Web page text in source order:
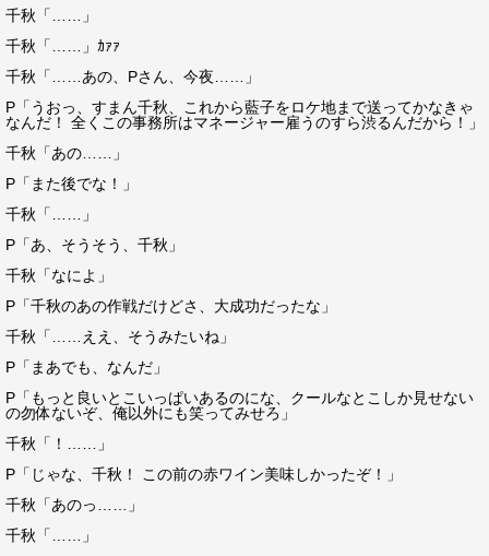
千秋「……」
千秋「……」ｶｧｧ
千秋「……あの、Pさん、今夜……」
P「うおっ、すまん千秋、これから藍子をロケ地まで送ってかなきゃ
なんだ！ 全くこの事務所はマネージャー雇うのすら渋るんだから！」
千秋「あの……」
P「また後でな！」
千秋「……」
P「あ、そうそう、千秋」
千秋「なによ」
P「千秋のあの作戦だけどさ、大成功だったな」
千秋「……ええ、そうみたいね」
P「まあでも、なんだ」
P「もっと良いとこいっぱいあるのにな、クールなとこしか見せない
の勿体ないぞ、俺以外にも笑ってみせろ」
千秋「！……」
P「じゃな、千秋！ この前の赤ワイン美味しかったぞ！」
千秋「あのっ……」
千秋「……」